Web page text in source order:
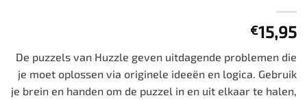
€15,95
De puzzels van Huzzle geven uitdagende problemen die
je moet oplossen via originele ideeën en logica. Gebruik
je brein en handen om de puzzel in en uit elkaar te halen,